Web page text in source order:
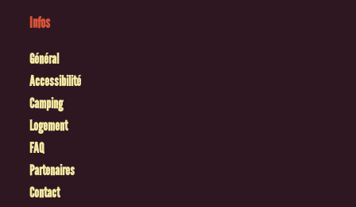
Infos
Général
Accessibilité
Camping
Logement
FAQ
Partenaires
Contact